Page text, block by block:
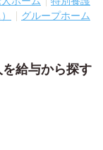
グループホーム
給与から探す